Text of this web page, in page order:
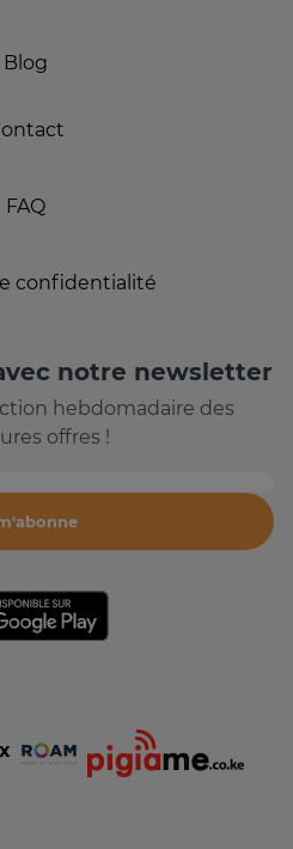
Blog
FAQ
confidentialité
notre newsletter
hebdomadaire des
offres !